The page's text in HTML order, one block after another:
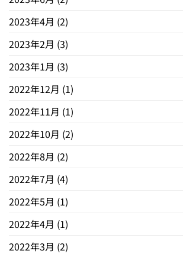
2023年4月 (2)
2023年2月 (3)
2023年1月 (3)
2022年12月 (1)
2022年11月 (1)
2022年10月 (2)
2022年8月 (2)
2022年7月 (4)
2022年5月 (1)
2022年4月 (1)
2022年3月 (2)